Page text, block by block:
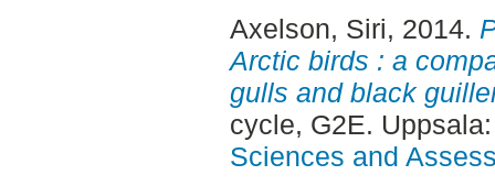
Axelson, Siri, 2014.
Arctic birds : a
gulls and black
cycle, G2E.
Sciences and